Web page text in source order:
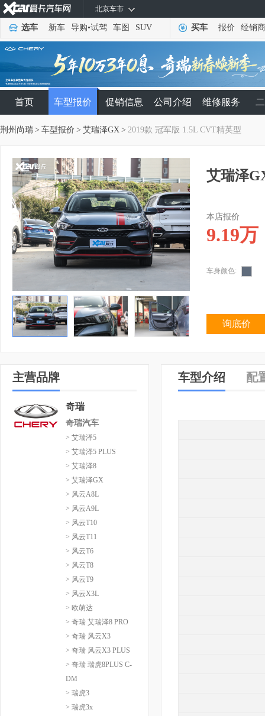
北京车市
选车 新车 导购•试驾 车图 SUV 买车 报价 经销商
首页 车型报价 促销信息 公司介绍 维修服务
荆州尚瑞 > 车型报价 > 艾瑞泽GX > 2019款 冠军版 1.5L CVT精英型
艾瑞泽
本店报价
9.19万
车身颜色:
询底价
主营品牌
奇瑞
奇瑞汽车
> 艾瑞泽5
> 艾瑞泽5 PLUS
> 艾瑞泽8
> 艾瑞泽GX
> 风云A8L
> 风云A9L
> 风云T10
> 风云T11
> 风云T6
> 风云T8
> 风云T9
> 风云X3L
> 欧萌达
> 奇瑞 艾瑞泽8 PRO
> 奇瑞 风云X3
> 奇瑞 风云X3 PLUS
> 奇瑞 瑞虎8PLUS C-
DM
> 瑞虎3
> 瑞虎3x
车型介绍 配